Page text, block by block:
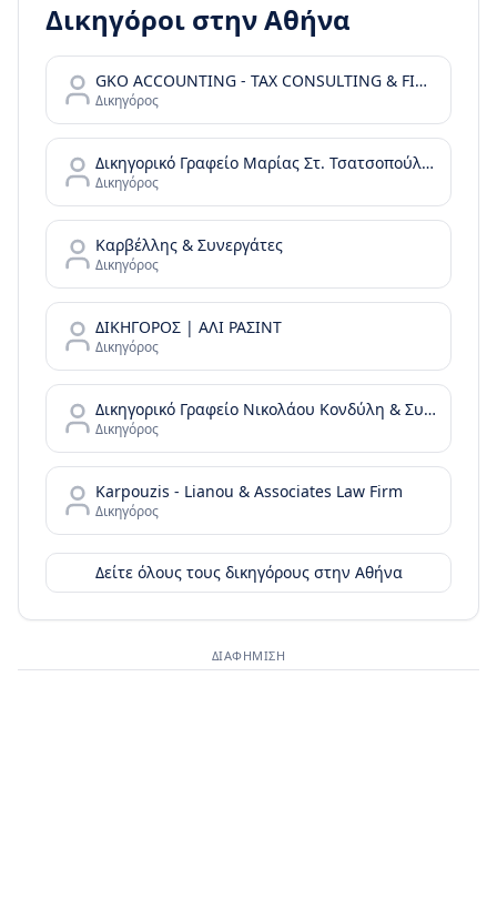
Δικηγόροι στηνΑθήνα
GKO ACCOUNTING - TAX CONSULTING & FINANCIAL SERVICES
Δικηγόρος
Δικηγορικό Γραφείο Μαρίας Στ. Τσατσοπούλου LAW it/Maria Tsatsopoulou Law office
Δικηγόρος
Καρβέλλης & Συνεργάτες
Δικηγόρος
ΔΙΚΗΓΟΡΟΣ | ΑΛΙ ΡΑΣΙΝΤ
Δικηγόρος
Δικηγορικό Γραφείο Νικολάου Κονδύλη & Συνεργατών - N. Kondylis & Partners Law Office
Δικηγόρος
Karpouzis - Lianou & Associates Law Firm
Δικηγόρος
Δείτε όλους τους δικηγόρους στην Αθήνα
ΔΙΑΦΉΜΙΣΗ